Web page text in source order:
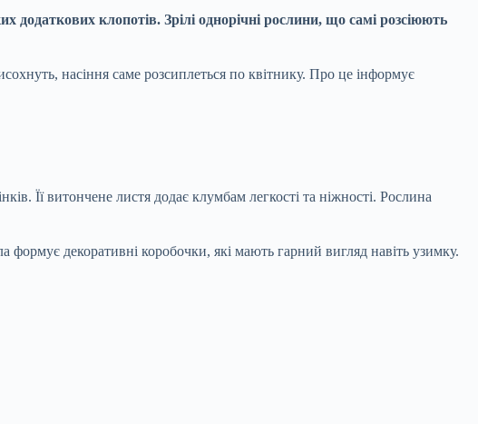
клопотів. Зрілі однорічні рослини, що самі розсіюють
насіння саме розсиплеться по квітнику. Про це інформує
Її витончене листя додає клумбам легкості та ніжності. Рослина
формує декоративні коробочки, які мають гарний вигляд навіть узимку.